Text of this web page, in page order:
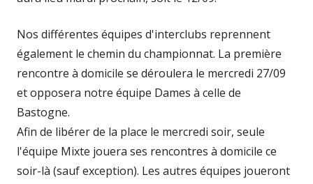
Nos différentes équipes d'interclubs reprennent
également le chemin du championnat. La première
rencontre à domicile se déroulera le mercredi 27/09
et opposera notre équipe Dames à celle de
Bastogne.
Afin de libérer de la place le mercredi soir, seule
l'équipe Mixte jouera ses rencontres à domicile ce
soir-là (sauf exception). Les autres équipes joueront